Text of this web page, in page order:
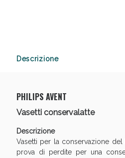
Descrizione
PHILIPS AVENT
Vasetti conservalatte
Descrizione
Vasetti per la conservazione
prova di perdite per una